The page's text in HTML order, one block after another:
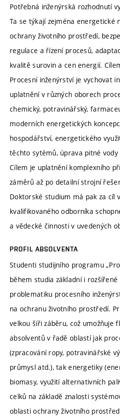
Potřebná inženýrská rozhodnutí
Ta se týkají zejména energetické
ochrany životního prostředí,
regulace a řízení procesů,
kvalitě surovin a cen energií.
Procesní inženýrství je vychovat
uplatnění v různých oborech
chemický, potravinářský,
moderních energetických
hospodářství, energetického
těchto sytémů, úprava pitné
Cílem je uplatnění komplexního
záměrů až po detailní strojní
Doktorské studium má pak za cíl
kvalifikovaného odborníka
a vědecké činnosti v uvedených
PROFIL ABSOLVENTA
Studenti studijního programu
během studia základní i
problematiku procesního
na ochranu životního prostředí.
velkou šíři záběru, což umožňuje
absolventů v řadě oblastí jak
(zpracování ropy, potravinářské
průmysl atd.), tak energetiky
biomasy, využití alternativních
celků na základě znalosti
oblasti ochrany životního